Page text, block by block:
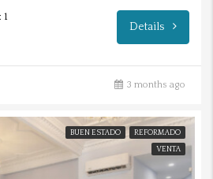
1
Details
3 months ago
BUEN ESTADO
REFORMADO
VENTA